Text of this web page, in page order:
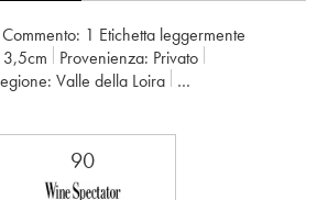
Commento: 1 Etichetta leggermente
3,5cm Provenienza:
privato
Regione:
Valle della Loira
90